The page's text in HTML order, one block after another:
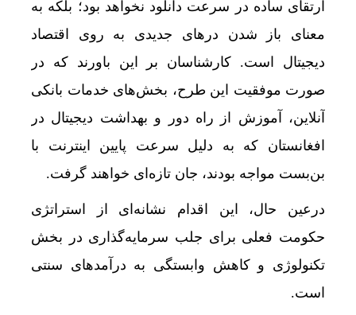
ارتقای ساده در سرعت دانلود نخواهد بود؛ بلکه به
معنای باز شدن درهای جدیدی به روی اقتصاد
دیجیتال است. کارشناسان بر این باورند که در
صورت موفقیت این طرح، بخش‌های خدمات بانکی
آنلاین، آموزش از راه دور و بهداشت دیجیتال در
افغانستان که به دلیل سرعت پایین اینترنت با
بن‌بست مواجه بودند، جان تازه‌ای خواهند گرفت.
درعین حال، این اقدام نشانه‌ای از استراتژی
حکومت فعلی برای جلب سرمایه‌گذاری در بخش
تکنولوژی و کاهش وابستگی به درآمدهای سنتی
است.